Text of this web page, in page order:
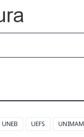
UNEB UEFS UNIMAM